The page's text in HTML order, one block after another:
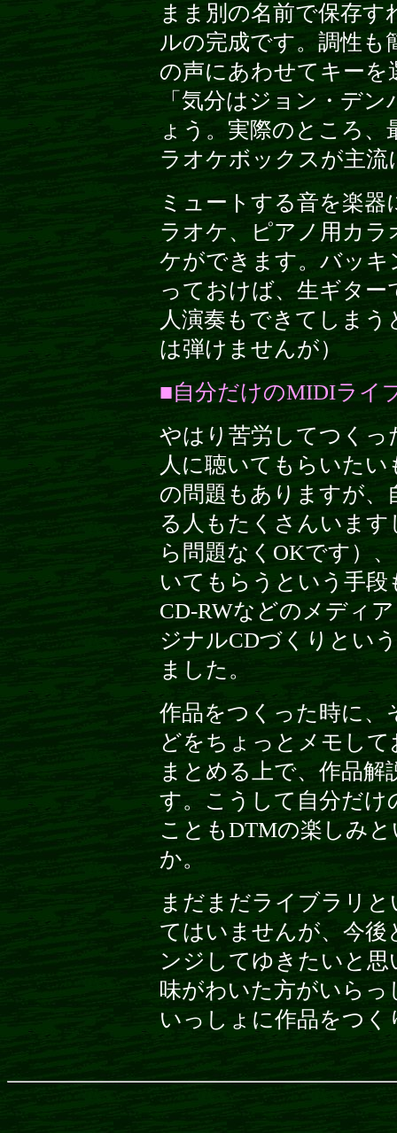
まま別の名前で保存
ルの完成です。調性も
の声にあわせてキー
「気分はジョン・デ
ょう。実際のところ、
ラオケボックスが主
ミュートする音を楽
ラオケ、ピアノ用カ
ケができます。バッ
っておけば、生ギター
人演奏もできてしま
は弾けませんが）
■自分だけのMIDIライ
やはり苦労してつくっ
人に聴いてもらいた
の問題もありますが、
る人もたくさんいま
ら問題なくOKです）
いてもらうという手段
CD-RWなどのメディ
ジナルCDづくりとい
ました。
作品をつくった時に、
どをちょっとメモし
まとめる上で、作品
す。こうして自分だ
こともDTMの楽しみ
か。
まだまだライブラリ
てはいませんが、今
ンジしてゆきたいと
味がわいた方がいら
いっしょに作品をつ